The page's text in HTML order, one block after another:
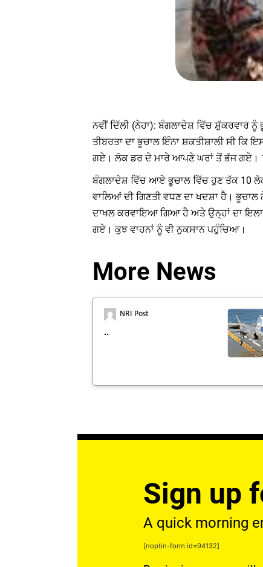
ਨਵੀਂ ਦਿੱਲੀ (ਨੇਹਾ): ਬੰਗਲਾਦੇਸ਼ ਵਿੱਚ ਸ਼ੁੱਕਰਵਾਰ
ਤੀਬਰਤਾ ਦਾ ਭੂਚਾਲ ਇੰਨਾ ਸ਼ਕਤੀਸ਼ਾਲੀ ਸੀ
ਗਏ। ਲੋਕ ਡਰ ਦੇ ਮਾਰੇ ਆਪਣੇ ਘਰਾਂ ਤੋਂ ਭੱਜ ਗਏ।
ਬੰਗਲਾਦੇਸ਼ ਵਿੱਚ ਆਏ ਭੂਚਾਲ ਵਿੱਚ ਹੁਣ ਤੱਕ 10
ਵਾਲਿਆਂ ਦੀ ਗਿਣਤੀ ਵਧਣ ਦਾ ਖਦਸ਼ਾ ਹੈ।
ਦਾਖਲ ਕਰਵਾਇਆ ਗਿਆ ਹੈ ਅਤੇ ਉਨ੍ਹਾਂ ਦਾ
ਗਏ। ਕੁਝ ਵਾਹਨਾਂ ਨੂੰ ਵੀ ਨੁਕਸਾਨ ਪਹੁੰਚਿਆ।
More News
NRI Post
..
Sign up
A quick morning
[noptin-form id=94132]